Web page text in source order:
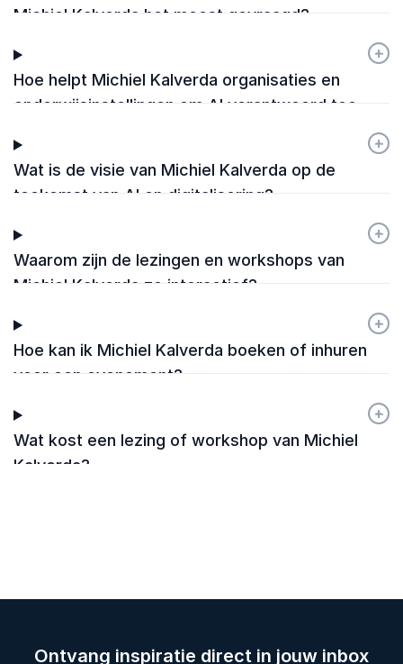
Michiel Kalverda het meest gevraagd?
Hoe helpt Michiel Kalverda organisaties en
onderwijsinstellingen om AI verantwoord toe
+
-
Wat is de visie van Michiel Kalverda op de
toekomst van AI en digitalisering?
+
-
Waarom zijn de lezingen en workshops van
Michiel Kalverda zo interactief?
+
-
Hoe kan ik Michiel Kalverda boeken of inhuren
voor een evenement?
+
-
Wat kost een lezing of workshop van Michiel
Kalverda?
+
-
Ontvang inspiratie direct in jouw inbox